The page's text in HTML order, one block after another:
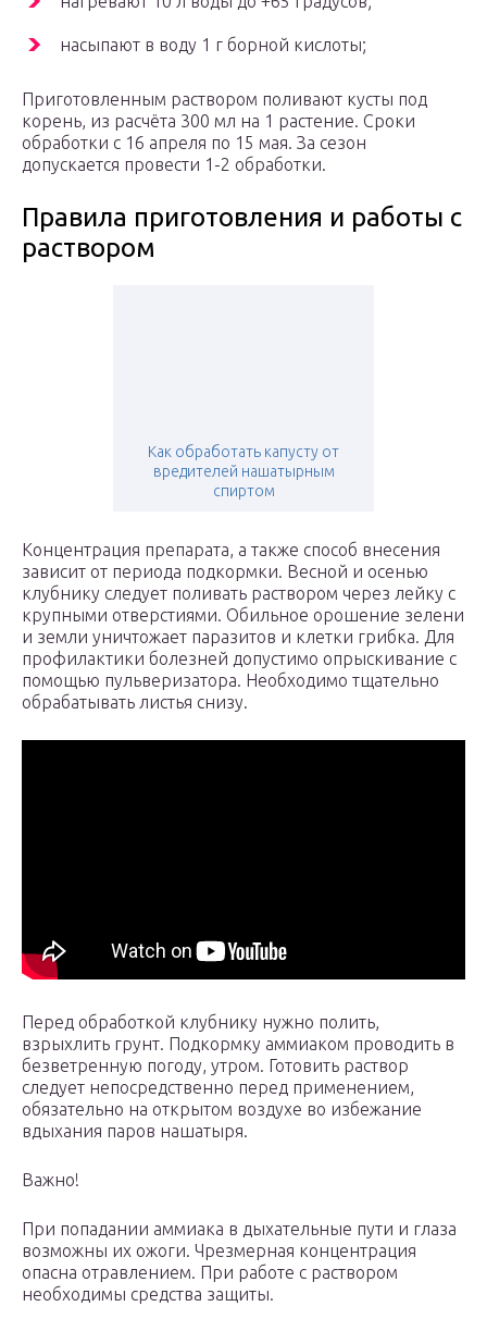
насыпают в воду 1 г борной кислоты;
Приготовленным раствором поливают кусты под
корень, из расчёта 300 мл на 1 растение. Сроки
обработки с 16 апреля по 15 мая. За сезон
допускается провести 1-2 обработки.
Правила приготовления и работы с
раствором
Как обработать капусту от
вредителей нашатырным
спиртом
Концентрация препарата, а также способ внесения
зависит от периода подкормки. Весной и осенью
клубнику следует поливать раствором через лейку с
крупными отверстиями. Обильное орошение зелени
и земли уничтожает паразитов и клетки грибка. Для
профилактики болезней допустимо опрыскивание с
помощью пульверизатора. Необходимо тщательно
обрабатывать листья снизу.
Перед обработкой клубнику нужно полить,
взрыхлить грунт. Подкормку аммиаком проводить в
безветренную погоду, утром. Готовить раствор
следует непосредственно перед применением,
обязательно на открытом воздухе во избежание
вдыхания паров нашатыря.
Важно!
При попадании аммиака в дыхательные пути и глаза
возможны их ожоги. Чрезмерная концентрация
опасна отравлением. При работе с раствором
необходимы средства защиты.